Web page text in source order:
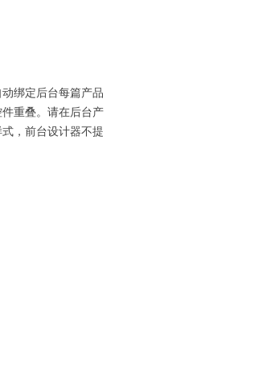
绑定后台每篇产品
重叠。请在后台产
，前台设计器不提